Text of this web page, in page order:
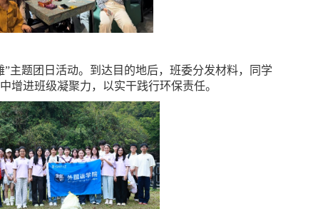
主题团日活动。到达目的地后，班委分发材料，同学
增进班级凝聚力，以实干践行环保责任。